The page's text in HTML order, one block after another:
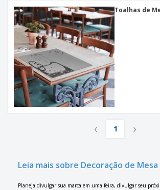
Toalhas de
‹ 1 ›
Leia mais sobre Decoração de Mesa
Planeja divulgar sua marca em uma feira, divulgar seu